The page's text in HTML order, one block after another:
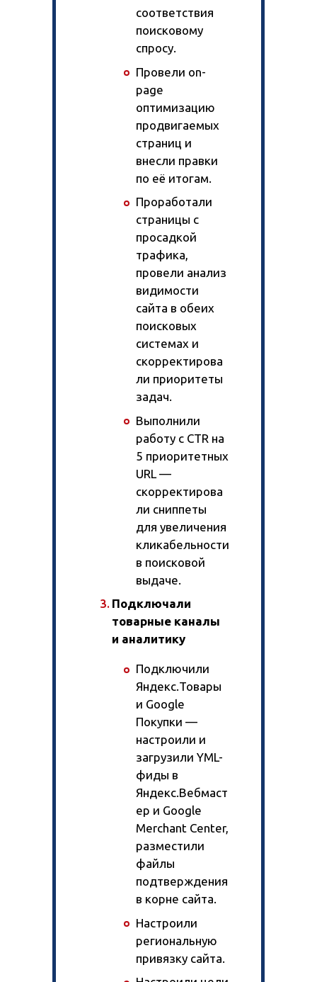
соответствия
поисковому
спросу.
Провели on-
page
оптимизацию
продвигаемых
страниц и
внесли правки
по её итогам.
Проработали
страницы с
просадкой
трафика,
провели анализ
видимости
сайта в обеих
поисковых
системах и
скорректирова
ли приоритеты
задач.
Выполнили
работу с CTR на
5 приоритетных
URL —
скорректирова
ли сниппеты
для увеличения
кликабельности
в поисковой
выдаче.
Подключали
товарные каналы
и аналитику
Подключили
Яндекс.Товары
и Google
Покупки —
настроили и
загрузили YML-
фиды в
Яндекс.Вебмаст
ер и Google
Merchant Center,
разместили
файлы
подтверждения
в корне сайта.
Настроили
региональную
привязку сайта.